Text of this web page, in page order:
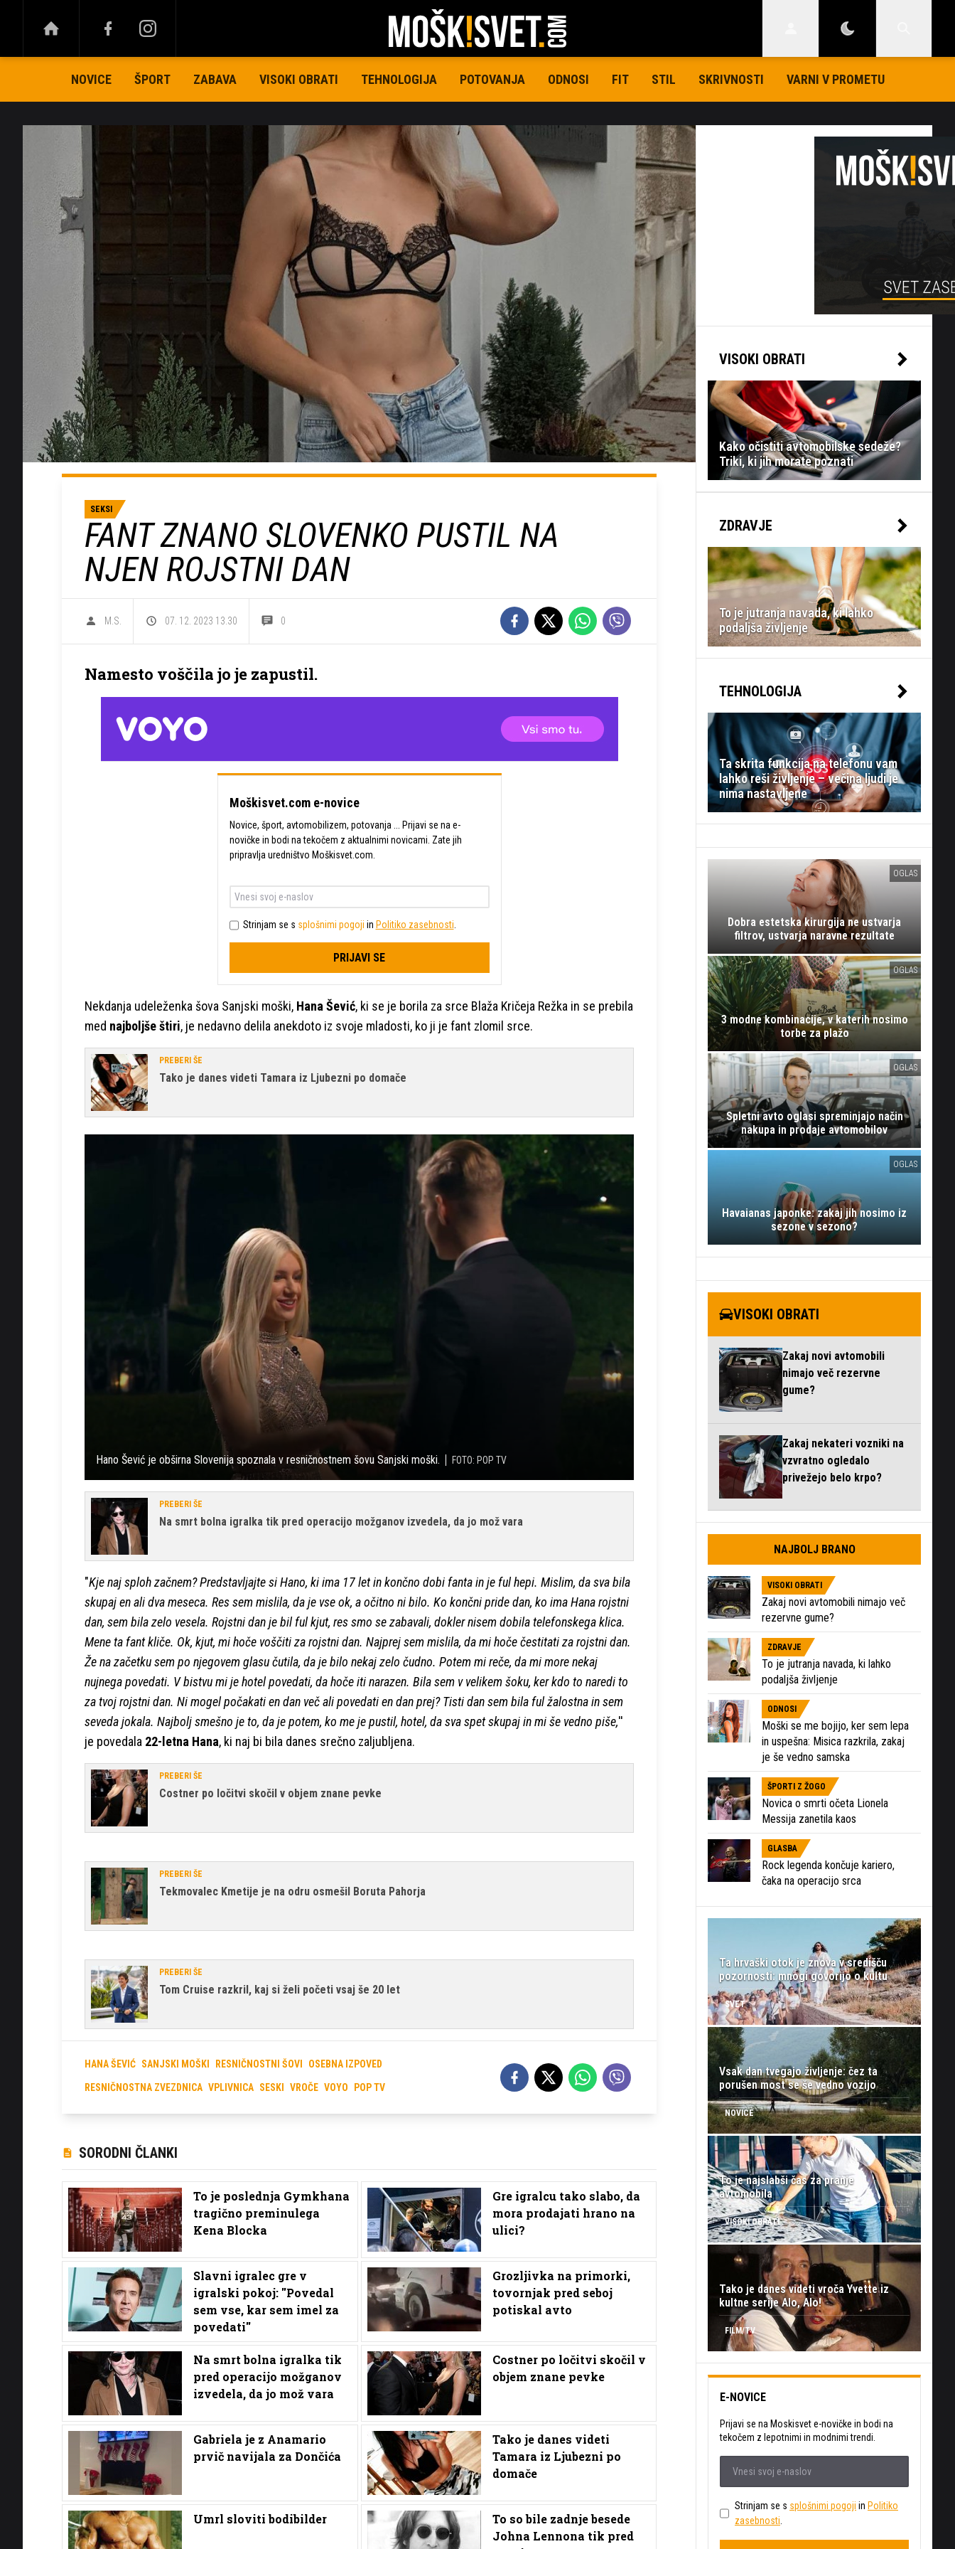
NOVICE ŠPORT ZABAVA VISOKI OBRATI TEHNOLOGIJA POTOVANJA ODNOSI FIT STIL SKRIVNOSTI VARNI V PROMETU
SEKSI
FANT ZNANO SLOVENKO PUSTIL NA
NJEN ROJSTNI DAN
M.S. 07. 12. 2023 13.30 0
Namesto voščila jo je zapustil.
Moškisvet.com e-novice
Novice, šport, avtomobilizem, potovanja ... Prijavi se na e-
novičke in bodi na tekočem z aktualnimi novicami. Zate jih
pripravlja uredništvo Moškisvet.com.
Strinjam se s splošnimi pogoji in Politiko zasebnosti
PRIJAVI SE
Nekdanja udeleženka šova Sanjski moški, Hana Šević, ki se je borila za srce Blaža Kričeja Režka in se prebila
med najboljše štiri, je nedavno delila anekdoto iz svoje mladosti, ko ji je fant zlomil srce.
PREBERI ŠE
Tako je danes videti Tamara iz Ljubezni po domače
Hano Šević je obširna Slovenija spoznala v resničnostnem šovu Sanjski moški. FOTO: POP TV
PREBERI ŠE
Na smrt bolna igralka tik pred operacijo možganov izvedela, da jo mož vara
"Kje naj sploh začnem? Predstavljajte si Hano, ki ima 17 let in končno dobi fanta in je ful hepi. Mislim, da sva bila
skupaj en ali dva meseca. Res sem mislila, da je vse ok, a očitno ni bilo. Ko končni pride dan, ko ima Hana rojstni
dan, sem bila zelo vesela. Rojstni dan je bil ful kjut, res smo se zabavali, dokler nisem dobila telefonskega klica.
Mene ta fant kliče. Ok, kjut, mi hoče voščiti za rojstni dan. Najprej sem mislila, da mi hoče čestitati za rojstni dan.
Že na začetku sem po njegovem glasu čutila, da je bilo nekaj zelo čudno. Potem mi reče, da mi more nekaj
nujnega povedati. V bistvu mi je hotel povedati, da hoče iti narazen. Bila sem v velikem šoku, ker kdo to naredi to
za tvoj rojstni dan. Ni mogel počakati en dan več ali povedati en dan prej? Tisti dan sem bila ful žalostna in sem
seveda jokala. Najbolj smešno je to, da je potem, ko me je pustil, hotel, da sva spet skupaj in mi še vedno piše,''
je povedala 22-letna Hana, ki naj bi bila danes srečno zaljubljena.
PREBERI ŠE
Costner po ločitvi skočil v objem znane pevke
PREBERI ŠE
Tekmovalec Kmetije je na odru osmešil Boruta Pahorja
PREBERI ŠE
Tom Cruise razkril, kaj si želi početi vsaj še 20 let
HANA ŠEVIĆ SANJSKI MOŠKI RESNIČNOSTNI ŠOVI OSEBNA IZPOVED
RESNIČNOSTNA ZVEZDNICA VPLIVNICA SESKI VROČE VOYO POP TV
SORODNI ČLANKI
To je poslednja Gymkhana
tragično preminulega
Kena Blocka
Gre igralcu tako slabo, da
mora prodajati hrano na
ulici?
Slavni igralec gre v
igralski pokoj: ''Povedal
sem vse, kar sem imel za
povedati''
Grozljivka na primorki,
tovornjak pred seboj
potiskal avto
Na smrt bolna igralka tik
pred operacijo možganov
izvedela, da jo mož vara
Costner po ločitvi skočil v
objem znane pevke
Gabriela je z Anamario
prvič navijala za Dončića
Tako je danes videti
Tamara iz Ljubezni po
domače
Umrl sloviti bodibilder
To so bile zadnje besede
Johna Lennona tik pred
VISOKI OBRATI
Kako očistiti avtomobilske sedeže?
Triki, ki jih morate poznati
ZDRAVJE
To je jutranja navada, ki lahko
podaljša življenje
TEHNOLOGIJA
Ta skrita funkcija na telefonu vam
lahko reši življenje – večina ljudi je
nima nastavljene
OGLAS
Dobra estetska kirurgija ne ustvarja
filtrov, ustvarja naravne rezultate
OGLAS
3 modne kombinacije, v katerih nosimo
torbe za plažo
OGLAS
Spletni avto oglasi spreminjajo način
nakupa in prodaje avtomobilov
OGLAS
Havaianas japonke: zakaj jih nosimo iz
sezone v sezono?
VISOKI OBRATI
Zakaj novi avtomobili
nimajo več rezervne
gume?
Zakaj nekateri vozniki na
vzvratno ogledalo
privežejo belo krpo?
NAJBOLJ BRANO
VISOKI OBRATI
Zakaj novi avtomobili nimajo več
rezervne gume?
ZDRAVJE
To je jutranja navada, ki lahko
podaljša življenje
ODNOSI
Moški se me bojijo, ker sem lepa
in uspešna: Misica razkrila, zakaj
je še vedno samska
ŠPORTI Z ŽOGO
Novica o smrti očeta Lionela
Messija zanetila kaos
GLASBA
Rock legenda končuje kariero,
čaka na operacijo srca
Ta hrvaški otok je znova v središču
pozornosti: mnogi govorijo o kultu
SVET
Vsak dan tvegajo življenje: čez ta
porušen most se še vedno vozijo
NOVICE
To je najslabši čas za pranje
avtomobila
VISOKI OBRATI
Tako je danes videti vroča Yvette iz
kultne serije Alo, Alo!
FILM/TV
E-NOVICE
Prijavi se na Moskisvet e-novičke in bodi na
tekočem z lepotnimi in modnimi trendi.
Strinjam se s splošnimi pogoji in Politiko
zasebnosti